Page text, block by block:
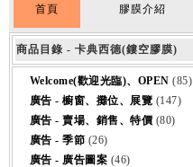
首頁 膠膜介紹
商品目錄 - 卡典西德(鏤空膠膜)
Welcome(歡迎光臨)、OPEN (85)
廣告 - 櫥窗、攤位、展覽 (147)
廣告 - 賣場、銷售、特價 (80)
廣告 - 季節 (26)
廣告 - 廣告圖案 (46)